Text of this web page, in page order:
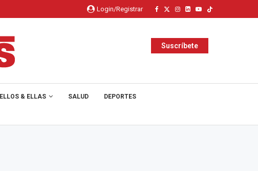
Login/Registrar
Suscríbete
ELLOS & ELLAS SALUD DEPORTES